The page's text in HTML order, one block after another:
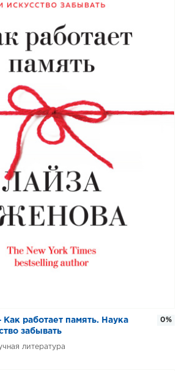
работает память. Наука
забывать
литература
0%